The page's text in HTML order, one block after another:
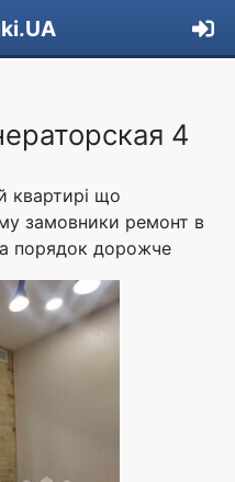
4
квартирі що
замовники ремонт в
порядок дорожче